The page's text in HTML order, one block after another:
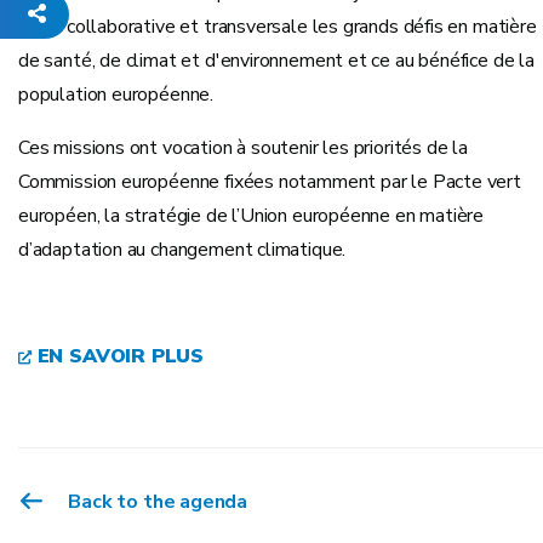
façon collaborative et transversale les grands défis en matière
de santé, de climat et d'environnement et ce au bénéfice de la
population européenne.
Ces missions ont vocation à soutenir les priorités de la
Commission européenne fixées notamment par le Pacte vert
européen, la stratégie de l’Union européenne en matière
d’adaptation au changement climatique.
EN SAVOIR PLUS
Back to the agenda